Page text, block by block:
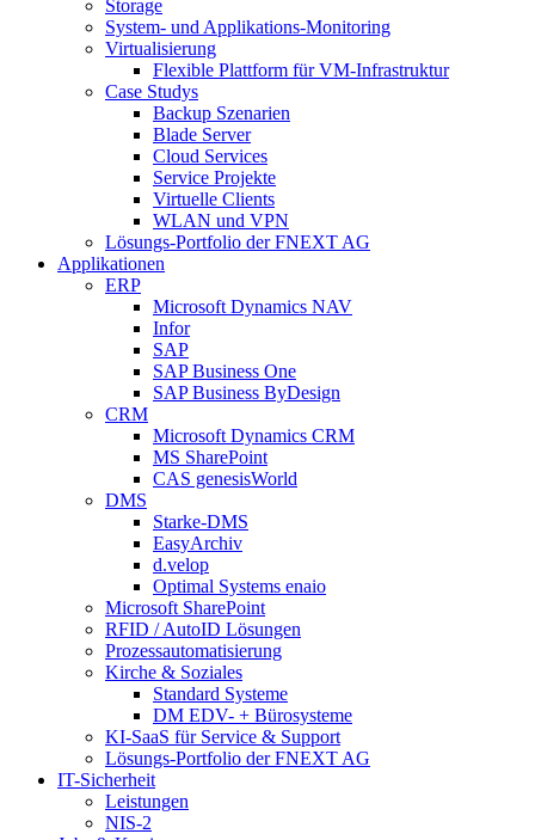
Storage
System- und Applikations-Monitoring
Virtualisierung
Flexible Plattform für VM-Infrastruktur
Case Studys
Backup Szenarien
Blade Server
Cloud Services
Service Projekte
Virtuelle Clients
WLAN und VPN
Lösungs-Portfolio der FNEXT AG
Applikationen
ERP
Microsoft Dynamics NAV
Infor
SAP
SAP Business One
SAP Business ByDesign
CRM
Microsoft Dynamics CRM
MS SharePoint
CAS genesisWorld
DMS
Starke-DMS
EasyArchiv
d.velop
Optimal Systems enaio
Microsoft SharePoint
RFID / AutoID Lösungen
Prozessautomatisierung
Kirche & Soziales
Standard Systeme
DM EDV- + Bürosysteme
KI-SaaS für Service & Support
Lösungs-Portfolio der FNEXT AG
IT-Sicherheit
Leistungen
NIS-2